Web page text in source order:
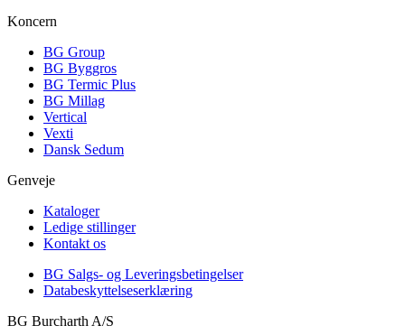
Koncern
BG Group
BG Byggros
BG Termic Plus
BG Millag
Vertical
Vexti
Dansk Sedum
Genveje
Kataloger
Ledige stillinger
Kontakt os
BG Salgs- og Leveringsbetingelser
Databeskyttelseserklæring
BG Burcharth A/S